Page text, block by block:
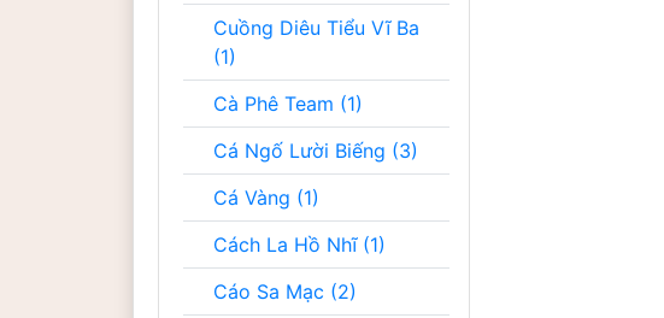
Cuồng Diêu Tiểu Vĩ Ba
(1)
Cà Phê Team (1)
Cá Ngố Lười Biếng (3)
Cá Vàng (1)
Cách La Hồ Nhĩ (1)
Cáo Sa Mạc (2)